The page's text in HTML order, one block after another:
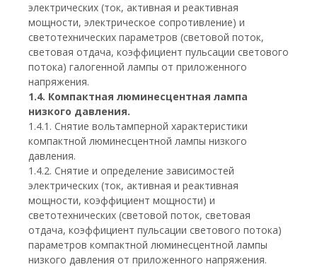
электрических (ток, активная и реактивная
мощности, электрическое сопротивление) и
светотехнических параметров (световой поток,
световая отдача, коэффициент пульсации светового
потока) галогенной лампы от приложенного
напряжения.
1.4. Компактная люминесцентная лампа
низкого давления.
1.4.1. Снятие вольтамперной характеристики
компактной люминесцентной лампы низкого
давления.
1.4.2. Снятие и определение зависимостей
электрических (ток, активная и реактивная
мощности, коэффициент мощности) и
светотехнических (световой поток, световая
отдача, коэффициент пульсации светового потока)
параметров компактной люминесцентной лампы
низкого давления от приложенного напряжения.